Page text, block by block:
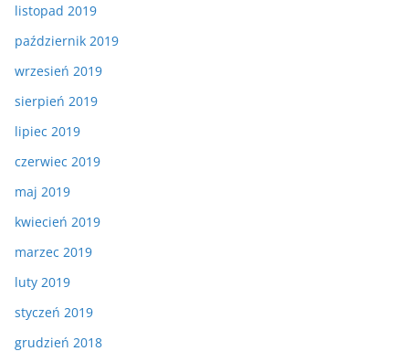
listopad 2019
październik 2019
wrzesień 2019
sierpień 2019
lipiec 2019
czerwiec 2019
maj 2019
kwiecień 2019
marzec 2019
luty 2019
styczeń 2019
grudzień 2018